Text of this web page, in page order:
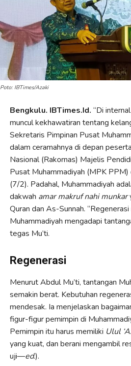
Poto: IBTimes/Azaki
Bengkulu. IBTimes.Id. “Di
muncul kekhawatiran tentang
Sekretaris Pimpinan Pusat
dalam ceramahnya di depan
Nasional (Rakornas) Majelis
Pusat Muhammadiyah (MPK PPM)
(7/2). Padahal, Muhammadiyah
dakwah amar makruf nahi munkar
Quran dan As-Sunnah.
Muhammadiyah mengadapi
tegas Mu’ti.
Regenerasi
Menurut Abdul Mu’ti, tantangan
semakin berat. Kebutuhan
mendesak. Ia menjelaskan
figur-figur pemimpin di
Pemimpin itu harus memiliki Ulul
yang kuat, dan berani mengambil
uji—ed.).